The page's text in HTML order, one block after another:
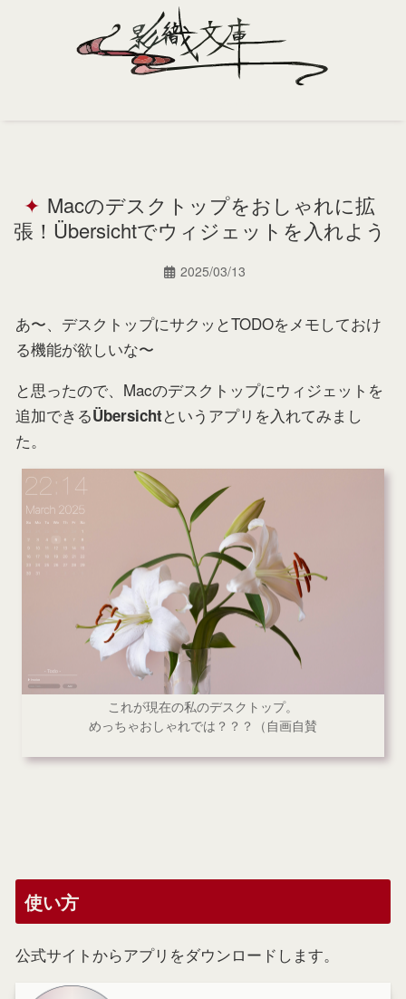
Portfolio
Support
Macのデスクトップをおしゃれに拡
張！Übersichtでウィジェットを入れよう
2025/03/13
あ〜、デスクトップにサクッとTODOをメモしておけ
る機能が欲しいな〜
と思ったので、Macのデスクトップにウィジェットを
追加できるÜbersichtというアプリを入れてみまし
た。
これが現在の私のデスクトップ。
めっちゃおしゃれでは？？？（自画自賛
使い方
公式サイトからアプリをダウンロードします。